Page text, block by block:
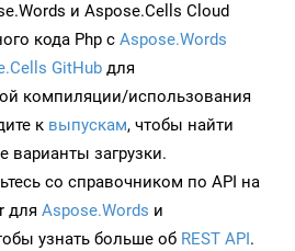
и Aspose.Cells Cloud
кода Php с Aspose.Words
GitHub для
компиляции/использования
к выпускам, чтобы найти
варианты загрузки.
со справочником по API на
для Aspose.Words и
узнать больше об REST API.